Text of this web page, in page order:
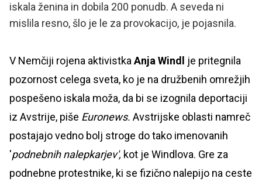
iskala ženina in dobila 200 ponudb. A seveda ni
mislila resno, šlo je le za provokacijo, je pojasnila.
V Nemčiji rojena aktivistka Anja Windl je pritegnila
pozornost celega sveta, ko je na družbenih omrežjih
pospešeno iskala moža, da bi se izognila deportaciji
iz Avstrije, piše Euronews. Avstrijske oblasti namreč
postajajo vedno bolj stroge do tako imenovanih
'podnebnih nalepkarjev', kot je Windlova. Gre za
podnebne protestnike, ki se fizično nalepijo na ceste